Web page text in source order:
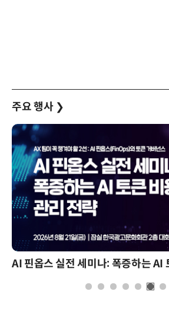
주요 행사 ❯
AI 핀옵스 실전 세미나: 폭증하는 AI